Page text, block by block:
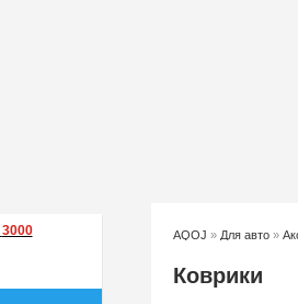
3000
AQOJ » Для авто »
Коврики